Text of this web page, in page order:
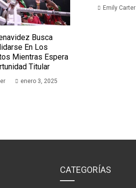
Busca
En Los
Mientras Espera
Titular
enero 3, 2025
Emily Carter
CATEGORÍAS